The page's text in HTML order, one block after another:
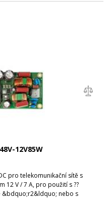
12V85W
pro telekomunikační sítě s
12 V / 7 A, pro použití s ??
&bdquo;r2&ldquo; nebo s